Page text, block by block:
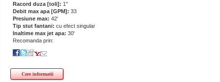
Racord duza [toli]: 1"
Debit max apa [GPM]: 33
Presiune max: 42'
Tip stut fantani: cu efect singular
Inaltime max jet apa: 30'
Recomanda prin:
Cere informatii